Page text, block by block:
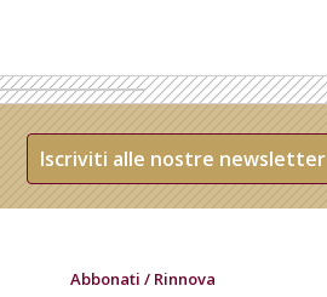
Iscriviti alle nostre newsletter
Abbonati / Rinnova